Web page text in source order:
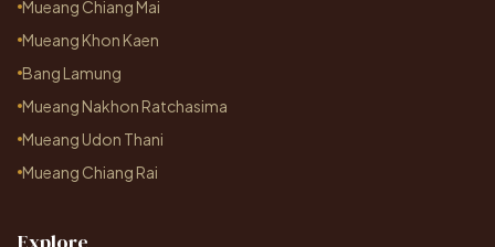
Mueang Chiang Mai
Mueang Khon Kaen
Bang Lamung
Mueang Nakhon Ratchasima
Mueang Udon Thani
Mueang Chiang Rai